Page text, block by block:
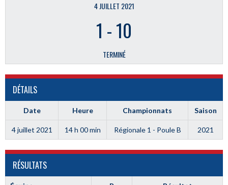
4 JUILLET 2021
1 -10
TERMINÉ
DÉTAILS
Date Heure Championnats Saison
4 juillet 2021 14 h 00 min Régionale 1 - Poule B 2021
RÉSULTATS